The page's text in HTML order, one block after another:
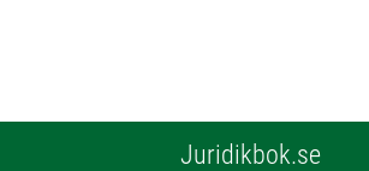
Juridikbok.se